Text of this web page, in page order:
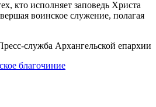
кто исполняет заповедь Христа
воинское служение, полагая
служба Архангельской епархии
благочиние